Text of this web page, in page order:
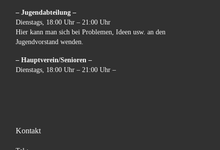
– Jugendabteilung –
Dienstags, 18:00 Uhr – 21:00 Uhr
Hier kann man sich bei Problemen, Ideen usw. an den
Jugendvorstand wenden.
– Hauptverein/Senioren –
Dienstags, 18:00 Uhr – 21:00 Uhr –
Kontakt